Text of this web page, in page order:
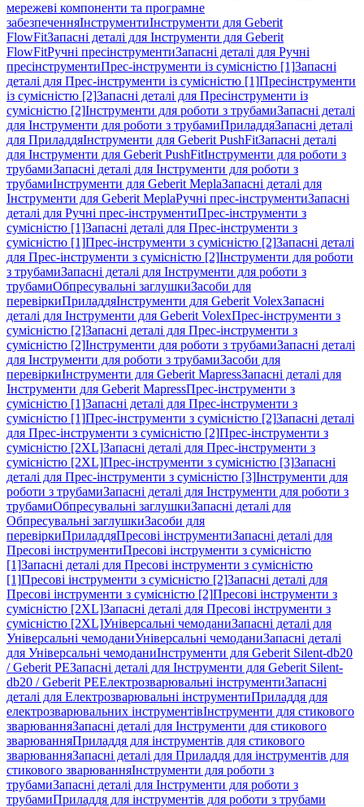
мережеві компоненти та програмне
забезпеченняІнструментиІнструменти для Geberit
FlowFitЗапасні деталі для Інструменти для Geberit
FlowFitРучні пресінструментиЗапасні деталі для Ручні
пресінструментиПрес-інструменти із сумісністю [1]Запасні
деталі для Прес-інструменти із сумісністю [1]Пресінструменти
із сумісністю [2]Запасні деталі для Пресінструменти із
сумісністю [2]Інструменти для роботи з трубамиЗапасні деталі
для Інструменти для роботи з трубамиПриладдяЗапасні деталі
для ПриладдяІнструменти для Geberit PushFitЗапасні деталі
для Інструменти для Geberit PushFitІнструменти для роботи з
трубамиЗапасні деталі для Інструменти для роботи з
трубамиІнструменти для Geberit MeplaЗапасні деталі для
Інструменти для Geberit MeplaРучні прес-інструментиЗапасні
деталі для Ручні прес-інструментиПрес-інструменти з
сумісністю [1]Запасні деталі для Прес-інструменти з
сумісністю [1]Прес-інструменти з сумісністю [2]Запасні деталі
для Прес-інструменти з сумісністю [2]Інструменти для роботи
з трубамиЗапасні деталі для Інструменти для роботи з
трубамиОбпресувальні заглушкиЗасоби для
перевіркиПриладдяІнструменти для Geberit VolexЗапасні
деталі для Інструменти для Geberit VolexПрес-інструменти з
сумісністю [2]Запасні деталі для Прес-інструменти з
сумісністю [2]Інструменти для роботи з трубамиЗапасні деталі
для Інструменти для роботи з трубамиЗасоби для
перевіркиІнструменти для Geberit MapressЗапасні деталі для
Інструменти для Geberit MapressПрес-інструменти з
сумісністю [1]Запасні деталі для Прес-інструменти з
сумісністю [1]Прес-інструменти з сумісністю [2]Запасні деталі
для Прес-інструменти з сумісністю [2]Прес-інструменти з
сумісністю [2XL]Запасні деталі для Прес-інструменти з
сумісністю [2XL]Прес-інструменти з сумісністю [3]Запасні
деталі для Прес-інструменти з сумісністю [3]Інструменти для
роботи з трубамиЗапасні деталі для Інструменти для роботи з
трубамиОбпресувальні заглушкиЗапасні деталі для
Обпресувальні заглушкиЗасоби для
перевіркиПриладдяПресові інструментиЗапасні деталі для
Пресові інструментиПресові інструменти з сумісністю
[1]Запасні деталі для Пресові інструменти з сумісністю
[1]Пресові інструменти з сумісністю [2]Запасні деталі для
Пресові інструменти з сумісністю [2]Пресові інструменти з
сумісністю [2XL]Запасні деталі для Пресові інструменти з
сумісністю [2XL]Універсальні чемоданиЗапасні деталі для
Універсальні чемоданиУніверсальні чемоданиЗапасні деталі
для Універсальні чемоданиІнструменти для Geberit Silent-db20
/ Geberit PEЗапасні деталі для Інструменти для Geberit Silent-
db20 / Geberit PEЕлектрозварювальні інструментиЗапасні
деталі для Електрозварювальні інструментиПриладдя для
електрозварювальних інструментівІнструменти для стикового
зварюванняЗапасні деталі для Інструменти для стикового
зварюванняПриладдя для інструментів для стикового
зварюванняЗапасні деталі для Приладдя для інструментів для
стикового зварюванняІнструменти для роботи з
трубамиЗапасні деталі для Інструменти для роботи з
трубамиПриладдя для інструментів для роботи з трубами